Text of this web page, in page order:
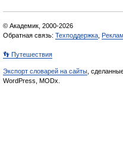
© Академик, 2000-2026
Обратная связь: Техподдержка
👣 Путешествия
Экспорт словарей на сайты ,
WordPress, MODx.